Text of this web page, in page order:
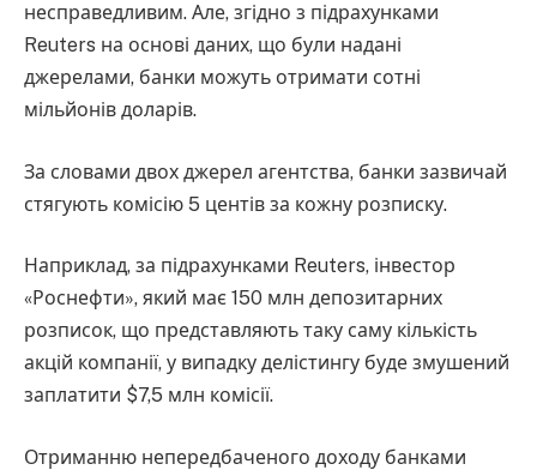
несправедливим. Але, згідно з підрахунками
Reuters на основі даних, що були надані
джерелами, банки можуть отримати сотні
мільйонів доларів.
За словами двох джерел агентства, банки зазвичай
стягують комісію 5 центів за кожну розписку.
Наприклад, за підрахунками Reuters, інвестор
«Роснефти», який має 150 млн депозитарних
розписок, що представляють таку саму кількість
акцій компанії, у випадку делістингу буде змушений
заплатити $7,5 млн комісії.
Отриманню непередбаченого доходу банками